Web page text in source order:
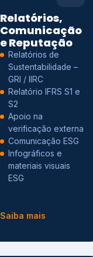
Relatórios,
Comunicação
e Reputação
Relatórios de
Sustentabilidade –
GRI / IIRC
Relatório IFRS S1 e
S2
Apoio na
verificação externa
Comunicação ESG
Infográficos e
materiais visuais
ESG
Saiba mais